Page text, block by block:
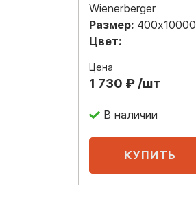
Wienerberger
Размер: 400х10000
Цвет:
Цена
1 730 ₽ /шт
В наличии